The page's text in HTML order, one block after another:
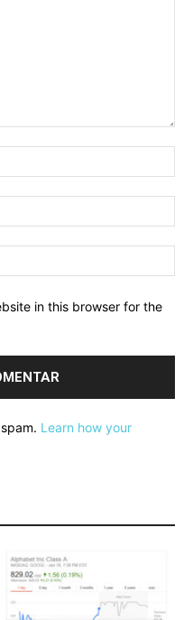
in this browser for the
Learn how your